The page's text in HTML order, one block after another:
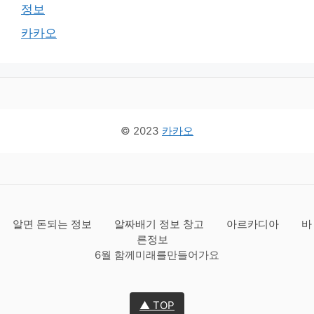
정보
카카오
© 2023 카카오
알면 돈되는 정보 알짜배기 정보 창고 아르카디아
바
른정보
6월 함께미래를만들어가요
▲ TOP